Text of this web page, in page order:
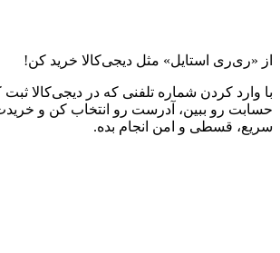
از «ری‌ری استایل» مثل دیجی‌کالا خرید کن!
با وارد کردن شماره تلفنی که در دیجی‌کالا
حسابت رو ببین، آدرست رو انتخاب کن و
سریع، قسطی و امن انجام بده.